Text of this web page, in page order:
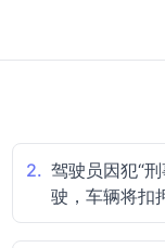
2. 驾驶员因犯“
驶，车辆将扣